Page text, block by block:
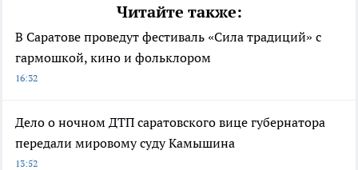
Читайте также:
В Саратове проведут фестиваль «Сила традиций» с
гармошкой, кино и фольклором
16:32
Дело о ночном ДТП саратовского вице губернатора
передали мировому суду Камышина
13:52